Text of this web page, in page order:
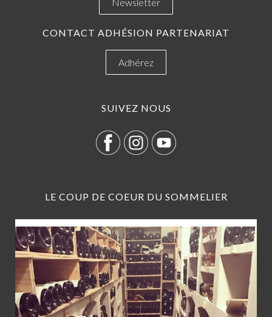
CONTACT ADHÉSION PARTENARIAT
Adhérez
SUIVEZ NOUS
LE COUP DE COEUR DU SOMMELIER